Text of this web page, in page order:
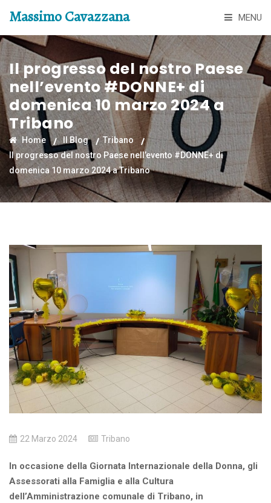
Massimo Cavazzana MENU
Il progresso del nostro Paese
nell’evento #DONNE+ di
domenica 10 marzo 2024 a
Tribano
Home Il Blog
Tribano
Il progresso del nostro Paese nell’evento #DONNE+ di
domenica 10 marzo 2024 a Tribano
22 Marzo 2024 Tribano
In occasione della Giornata Internazionale della Donna, gli
Assessorati alla Famiglia e alla Cultura
dell’Amministrazione comunale di Tribano, in